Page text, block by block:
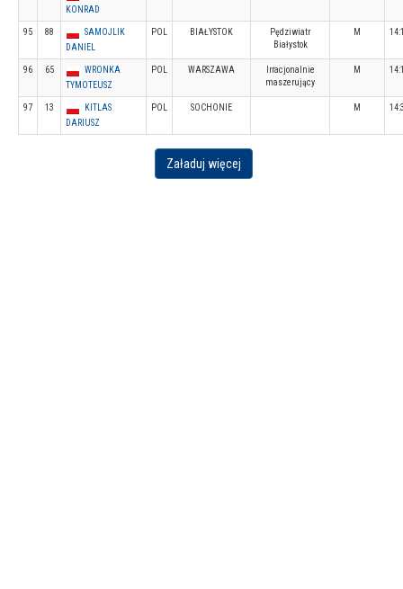
KONRAD
95 88
SAMOJLIK
DANIEL
POL BIAŁYSTOK
Pędziwiatr
Białystok
M
96 65
WRONKA
TYMOTEUSZ
POL WARSZAWA
Irracjonalnie
maszerujący
M
97 13
KITLAS
DARIUSZ
POL SOCHONIE M
Załaduj więcej